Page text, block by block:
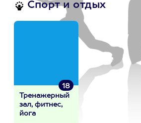
Спорт и отдых
18
Тренажерный
зал, фитнес,
йога